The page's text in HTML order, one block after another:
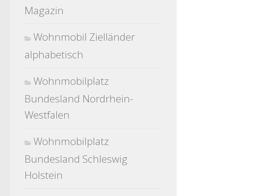
Magazin
Wohnmobil Zielländer
alphabetisch
Wohnmobilplatz
Bundesland Nordrhein-
Westfalen
Wohnmobilplatz
Bundesland Schleswig
Holstein